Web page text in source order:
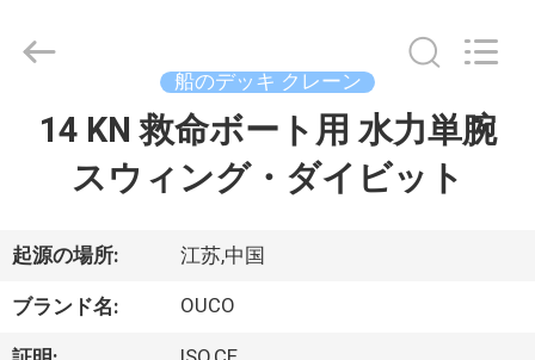
製
品
2020
INTERNATIONAL
船のデッキ クレーン
14 KN 救命ボート用 水力単腕
スウィング・ダイビット
起源の場所: 江苏,中国
ブランド名: OUCO